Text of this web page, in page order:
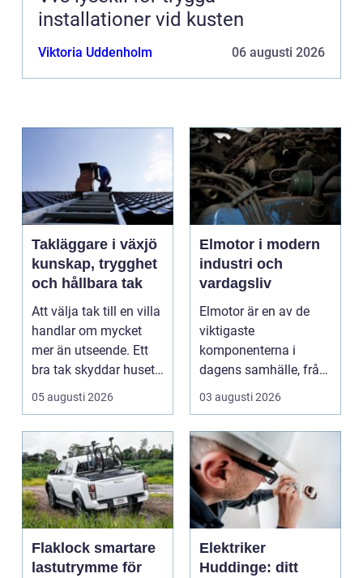
installationer vid kusten
Viktoria Uddenholm 06 augusti 2026
Takläggare i växjö
kunskap, trygghet
och hållbara tak
Att välja tak till en villa
handlar om mycket
mer än utseende. Ett
bra tak skyddar huset
mot regn, s...
05 augusti 2026
Elmotor i modern
industri och
vardagsliv
Elmotor är en av de
viktigaste
komponenterna i
dagens samhälle, från
små hushållsapparater
till stor...
03 augusti 2026
Flaklock smartare
lastutrymme för
Elektriker
Huddinge: ditt